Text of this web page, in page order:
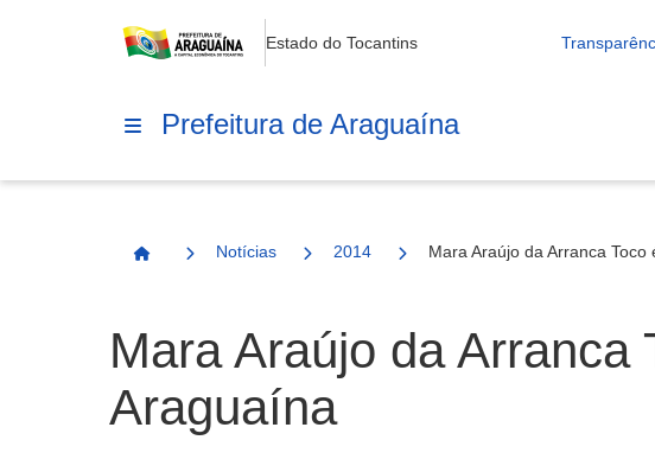
Estado do Tocantins
Prefeitura de Araguaína
Página Inicial
Notícias 2014 Mara Araújo da Arranca
Mara Araújo da Arranca
Araguaína